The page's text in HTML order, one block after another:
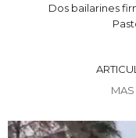
Dos bailarines